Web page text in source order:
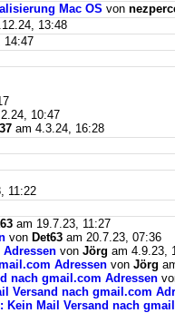
Mac OS von
13:48
14:47
10:47
am 4.3.24, 16:28
11:22
am 19.7.23, 11:27
von Det63 am 20.7.23, 07:36
Adressen von Jörg am 4.9.23,
Adressen von Jörg
nach gmail.com Adressen
Versand nach gmail.com
Kein Mail Versand nach